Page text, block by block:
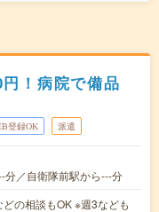
！病院で備品
登録OK 派遣
分／自衛隊前駅から---分
の相談もOK ※週3なども